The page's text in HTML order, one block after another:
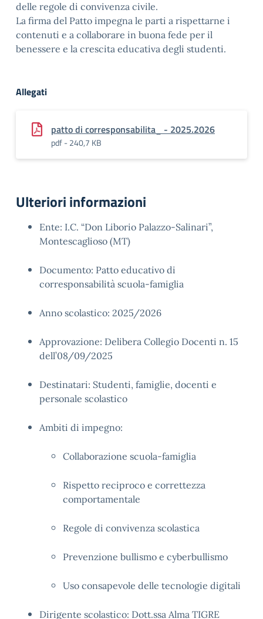
delle regole di convivenza civile.
La firma del Patto impegna le parti a rispettarne i
contenuti e a collaborare in buona fede per il
benessere e la crescita educativa degli studenti.
Allegati
patto di corresponsabilita_ - 2025.2026
pdf - 240,7 KB
Ulteriori informazioni
Ente: I.C. “Don Liborio Palazzo-Salinari”,
Montescaglioso (MT)
Documento: Patto educativo di
corresponsabilità scuola-famiglia
Anno scolastico: 2025/2026
Approvazione: Delibera Collegio Docenti n. 15
dell’08/09/2025
Destinatari: Studenti, famiglie, docenti e
personale scolastico
Ambiti di impegno:
Collaborazione scuola-famiglia
Rispetto reciproco e correttezza
comportamentale
Regole di convivenza scolastica
Prevenzione bullismo e cyberbullismo
Uso consapevole delle tecnologie digitali
Dirigente scolastico: Dott.ssa Alma TIGRE